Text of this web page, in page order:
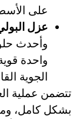
على
عزل
وأحدث
واحدة
الجوية
تتضمن عملية
بشكل كامل،